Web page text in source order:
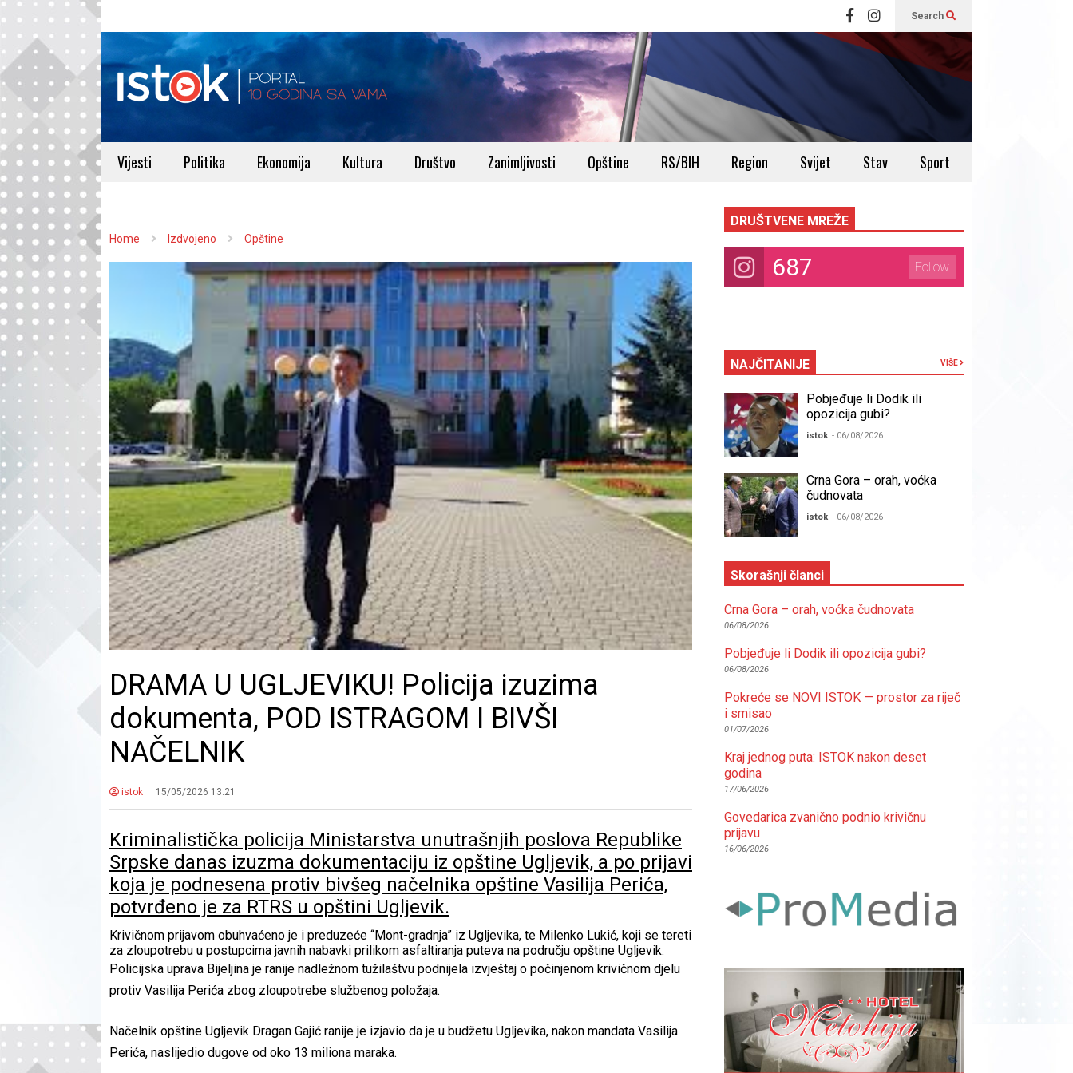
Search
Vijesti Politika Ekonomija Kultura Društvo Zanimljivosti Opštine RS/BIH Region Svijet Stav Sport
Home Izdvojeno Opštine
DRAMA U UGLJEVIKU! Policija izuzima
dokumenta, POD ISTRAGOM I BIVŠI
NAČELNIK
istok 15/05/2026 13:21
Kriminalistička policija Ministarstva unutrašnjih poslova Republike
Srpske danas izuzma dokumentaciju iz opštine Ugljevik, a po prijavi
koja je podnesena protiv bivšeg načelnika opštine Vasilija Perića,
potvrđeno je za RTRS u opštini Ugljevik.
Krivičnom prijavom obuhvaćeno je i preduzeće “Mont-gradnja” iz Ugljevika, te Milenko Lukić, koji se tereti
za zloupotrebu u postupcima javnih nabavki prilikom asfaltiranja puteva na području opštine Ugljevik.
Policijska uprava Bijeljina je ranije nadležnom tužilaštvu podnijela izvještaj o počinjenom krivičnom djelu
protiv Vasilija Perića zbog zloupotrebe službenog položaja.
Načelnik opštine Ugljevik Dragan Gajić ranije je izjavio da je u budžetu Ugljevika, nakon mandata Vasilija
Perića, naslijedio dugove od oko 13 miliona maraka.
DRUŠTVENE MREŽE
687 Follow
NAJČITANIJE VIŠE
Pobjeđuje li Dodik ili
opozicija gubi?
istok - 06/08/2026
Crna Gora – orah, voćka
čudnovata
istok - 06/08/2026
Skorašnji članci
Crna Gora – orah, voćka čudnovata
06/08/2026
Pobjeđuje li Dodik ili opozicija gubi?
06/08/2026
Pokreće se NOVI ISTOK — prostor za riječ
i smisao
01/07/2026
Kraj jednog puta: ISTOK nakon deset
godina
17/06/2026
Govedarica zvanično podnio krivičnu
prijavu
16/06/2026